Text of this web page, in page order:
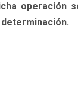
operación